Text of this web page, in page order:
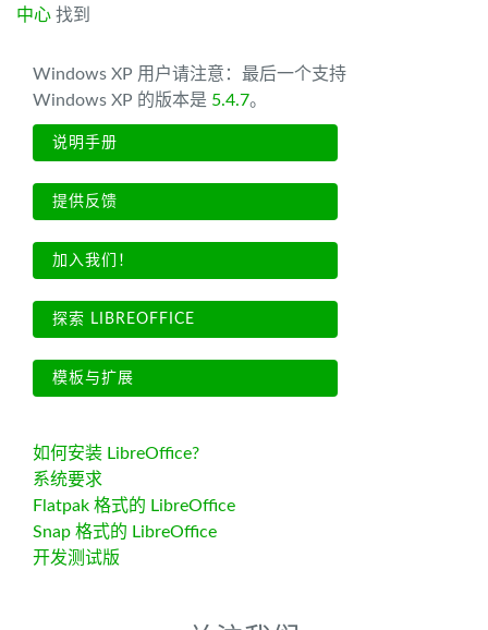
中心 找到
Windows XP 用户请注意：最后一个支持
Windows XP 的版本是 5.4.7。
说明手册
提供反馈
加入我们！
探索 LIBREOFFICE
模板与扩展
如何安装 LibreOffice?
系统要求
Flatpak 格式的 LibreOffice
Snap 格式的 LibreOffice
开发测试版